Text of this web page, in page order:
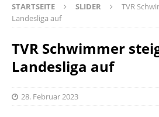
STARTSEITE SLIDER
TVR
Landesliga auf
TVR Schwimmer
Landesliga auf
28. Februar 2023